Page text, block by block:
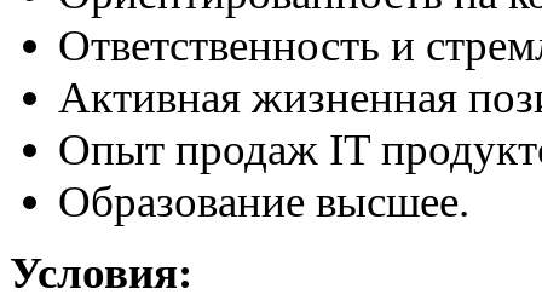
Ответственность и
Активная жизненная
Опыт продаж IT
Образование высшее.
Условия: